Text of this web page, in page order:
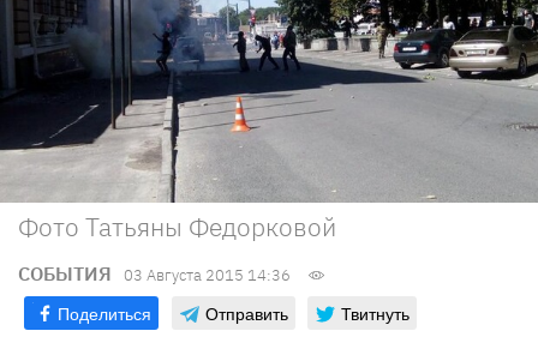
Фото Татьяны Федорковой
СОБЫТИЯ 03 Августа 2015 14:36
Поделиться Отправить Твитнуть